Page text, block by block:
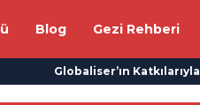
Blog Gezi Rehberi
Globaliser’ın Katkılarıyla